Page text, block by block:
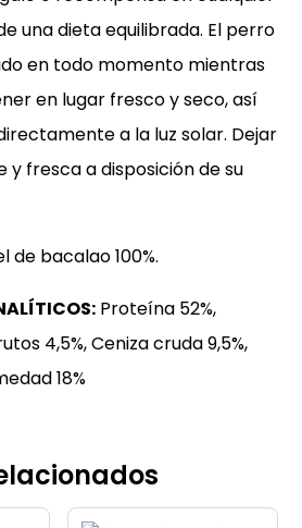
una dieta equilibrada. El perro
en todo momento mientras
en lugar fresco y seco, así
a la luz solar. Dejar
y fresca a disposición de su
de bacalao 100%.
Proteína 52%,
4,5%, Ceniza cruda 9,5%,
18%